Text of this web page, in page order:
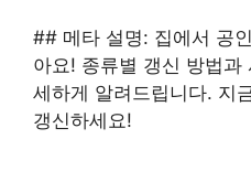
## 메타 설명: 집에서 공
아요! 종류별 갱신 방법
세하게 알려드립니다. 지
갱신하세요!